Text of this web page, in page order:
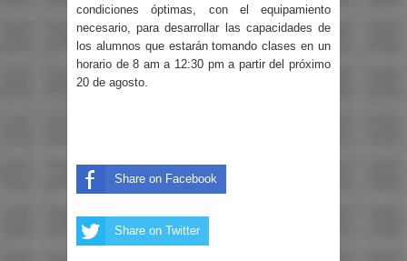
condiciones óptimas, con el equipamiento
necesario, para desarrollar las capacidades de
los alumnos que estarán tomando clases en un
horario de 8 am a 12:30 pm a partir del próximo
20 de agosto.
Share on Facebook
Share on Twitter